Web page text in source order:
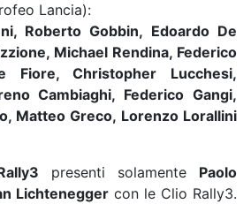
Lancia):
Roberto Gobbin, Edoardo De
Michael Rendina, Federico
Fiore, Christopher Lucchesi,
Cambiaghi, Federico Gangi,
Matteo Greco, Lorenzo Lorallini
presenti solamente Paolo
Lichtenegger con le Clio Rally3.